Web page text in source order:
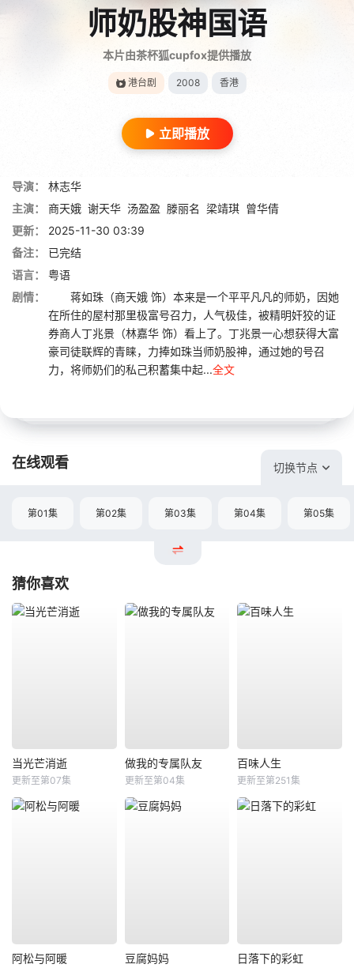
师奶股神国语
本片由茶杯狐cupfox提供播放
港台剧 2008 香港
立即播放
导演：
林志华
主演：
商天娥 谢天华 汤盈盈 滕丽名 梁靖琪 曾华倩
更新：
2025-11-30 03:39
备注：
已完结
语言：
粤语
剧情：
蒋如珠（商天娥 饰）本来是一个平平凡凡的师奶，因她
在所住的屋村那里极富号召力，人气极佳，被精明奸狡的证
券商人丁兆景（林嘉华 饰）看上了。丁兆景一心想获得大富
豪司徒联辉的青睐，力捧如珠当师奶股神，通过她的号召
力，将师奶们的私己积蓄集中起...全文
在线观看 切换节点
第01集 第02集 第03集 第04集 第05集
猜你喜欢
当光芒消逝
更新至第07集
做我的专属队友
更新至第04集
百味人生
更新至第251集
阿松与阿暖 豆腐妈妈 日落下的彩虹